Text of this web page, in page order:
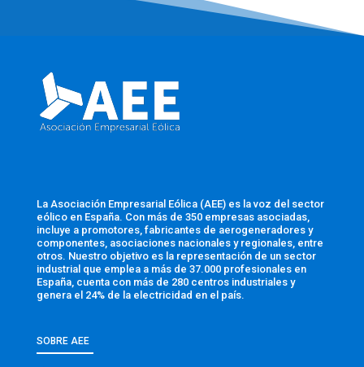
La Asociación Empresarial Eólica (AEE) es la voz del sector
eólico en España. Con más de 350 empresas asociadas,
incluye a promotores, fabricantes de aerogeneradores y
componentes, asociaciones nacionales y regionales, entre
otros. Nuestro objetivo es la representación de un sector
industrial que emplea a más de 37.000 profesionales en
España, cuenta con más de 280 centros industriales y
genera el 24% de la electricidad en el país.
SOBRE AEE